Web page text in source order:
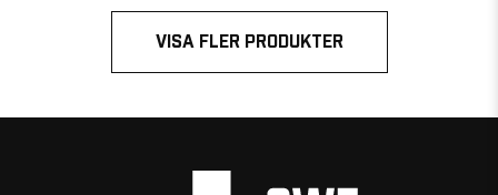
VISA FLER PRODUKTER